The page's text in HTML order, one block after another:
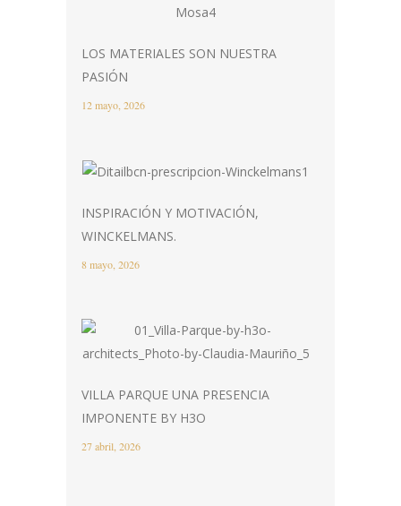
LOS MATERIALES SON NUESTRA
PASIÓN
12 mayo, 2026
INSPIRACIÓN Y MOTIVACIÓN,
WINCKELMANS.
8 mayo, 2026
VILLA PARQUE UNA PRESENCIA
IMPONENTE BY H3O
27 abril, 2026